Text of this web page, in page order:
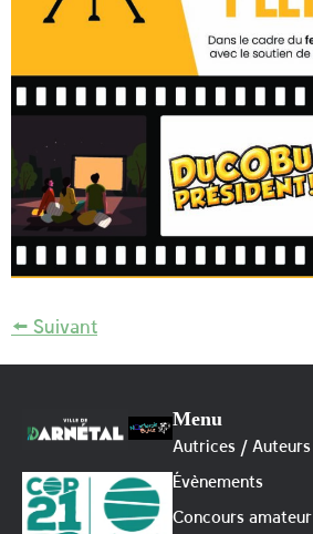
← Suivant
Menu
Autrices / Auteurs
Évènements
Concours amateur